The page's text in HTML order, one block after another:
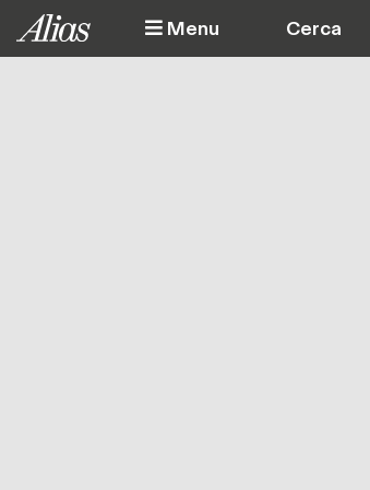
Salta al contenuto principale
Menu